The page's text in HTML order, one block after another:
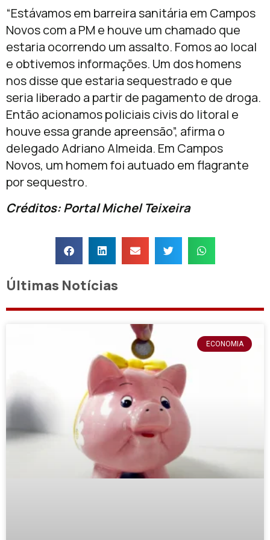
“Estávamos em barreira sanitária em Campos
Novos com a PM e houve um chamado que
estaria ocorrendo um assalto. Fomos ao local
e obtivemos informações. Um dos homens
nos disse que estaria sequestrado e que
seria liberado a partir de pagamento de droga.
Então acionamos policiais civis do litoral e
houve essa grande apreensão”, afirma o
delegado Adriano Almeida. Em Campos
Novos, um homem foi autuado em flagrante
por sequestro.
Créditos: Portal Michel Teixeira
Últimas Notícias
ECONOMIA